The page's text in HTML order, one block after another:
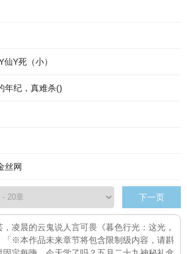
Y死（小）
年纪，真难杀()
丝网
下一页
，凌晨的云鬼说人言可畏 《暮色行光：这光，
「※本作品未来章节将包含限制级内容，请斟